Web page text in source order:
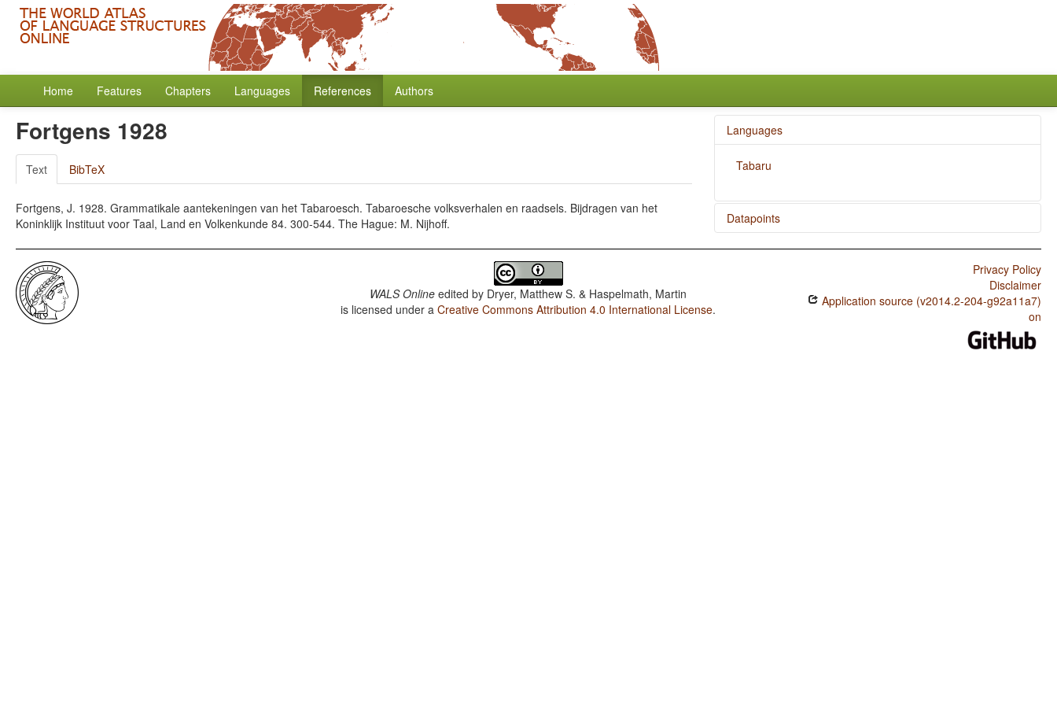
Home Features Chapters Languages References Authors
Fortgens 1928
Text BibTeX
Fortgens, J. 1928. Grammatikale aantekeningen van het Tabaroesch. Tabaroesche volksverhalen en raadsels. Bijdragen van het
Koninklijk Instituut voor Taal, Land en Volkenkunde 84. 300-544. The Hague: M. Nijhoff.
Languages
Tabaru
Datapoints
Tabaru / Weight Factors in Weight-Sensitive Stress
WALS Online edited by Dryer, Matthew S. & Haspelmath, Martin
is licensed under aCreative Commons Attribution 4.0 International License.
Privacy Policy
Disclaimer
Application source (v2014.2-204-g92a11a7)
on